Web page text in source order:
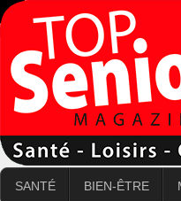
SANTÉ BIEN-ÊTRE